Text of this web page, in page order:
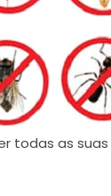
todas as